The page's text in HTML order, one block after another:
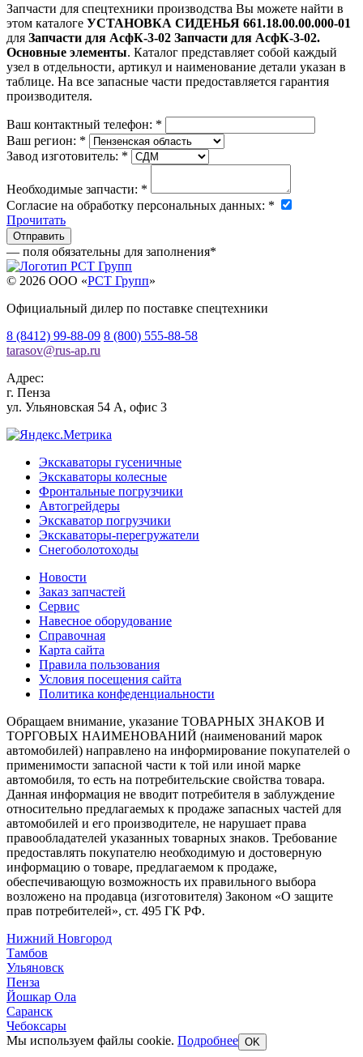
Запчасти для спецтехники производства Вы можете найти в
этом каталоге УСТАНОВКА СИДЕНЬЯ 661.18.00.00.000-01
для Запчасти для АсфК-3-02 Запчасти для АсфК-3-02.
Основные элементы. Каталог представляет собой каждый
узел в отдельности, артикул и наименование детали указан в
таблице. На все запасные части предоставляется гарантия
производителя.
Ваш контактный телефон: *
Ваш регион: *
Завод изготовитель: *
Необходимые запчасти: *
Согласие на обработку персональных данных: *
Прочитать
— поля обязательны для заполнения*
© 2026 OOO «РСТ Групп»
Официальный дилер по поставке спецтехники
8 (8412) 99-88-09 8 (800) 555-88-58
tarasov@rus-ap.ru
Адрес:
г. Пенза
ул. Ульяновская 54 А, офис 3
Экскаваторы гусеничные
Экскаваторы колесные
Фронтальные погрузчики
Автогрейдеры
Экскаватор погрузчики
Экскаваторы-перегружатели
Снегоболотоходы
Новости
Заказ запчастей
Сервис
Навесное оборудование
Справочная
Карта сайта
Правила пользования
Условия посещения сайта
Политика конфеденциальности
Обращаем внимание, указание ТОВАРНЫХ ЗНАКОВ И
ТОРГОВЫХ НАИМЕНОВАНИЙ (наименований марок
автомобилей) направлено на информирование покупателей о
применимости запасной части к той или иной марке
автомобиля, то есть на потребительские свойства товара.
Данная информация не вводит потребителя в заблуждение
относительно предлагаемых к продаже запасных частей для
автомобилей и его производителе, не нарушает права
правообладателей указанных товарных знаков. Требование
предоставлять покупателю необходимую и достоверную
информацию о товаре, предлагаемом к продаже,
обеспечивающую возможность их правильного выбора
возложено на продавца (изготовителя) Законом «О защите
прав потребителей», ст. 495 ГК РФ.
Нижний Новгород
Тамбов
Ульяновск
Пенза
Йошкар Ола
Саранск
Чебоксары
Мы используем файлы cookie. Подробнее OK